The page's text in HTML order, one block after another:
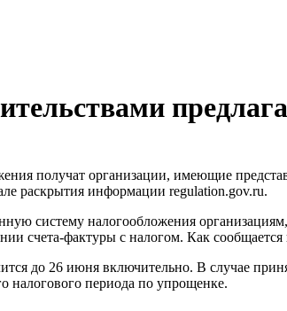
получат организации, имеющие
раскрытия информации regulation.gov.ru.
систему налогообложения
фактуры с налогом. Как сообщается
до 26 июня включительно. В случае
налогового периода по упрощенке.